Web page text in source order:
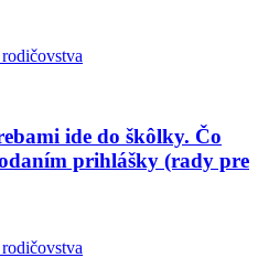
ide do škôlky. Čo
prihlášky (rady pre